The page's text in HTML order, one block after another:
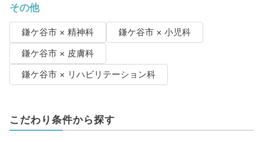
その他
鎌ケ谷市 × 精神科
鎌ケ谷市 × 小児科
鎌ケ谷市 × 皮膚科
鎌ケ谷市 × リハビリテーション科
こだわり条件から探す